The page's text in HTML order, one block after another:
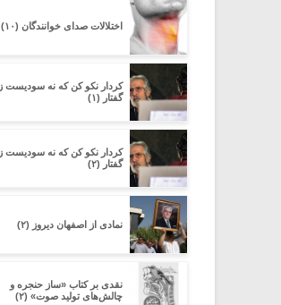
اختلالات صدای خوانندگان (۱۰)
کردار نکو کن که نه سودیست ز
گفتار (۱)
کردار نکو کن که نه سودیست ز
گفتار (۲)
نمادی از اصفهان دیروز (۲)
نقدی بر کتاب «ساز حنجره و
چالش‌های تولید صوت» (۲)